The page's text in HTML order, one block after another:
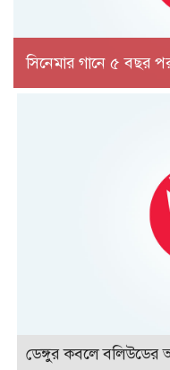
সিনেমার গানে ৫ বছর
ডেঙ্গুর কবলে বলিউডের